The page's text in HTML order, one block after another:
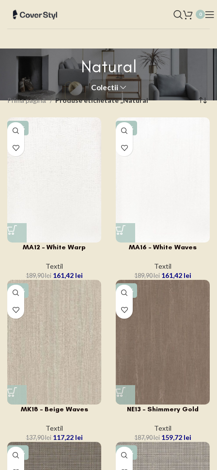
0
Natural
Colectii
Prima pagină Produse etichetate „Natural”
-15%
MA12 – White Warp
Textil
189,90lei 161,42 lei
-15%
MA16 – White Waves
Textil
189,90lei 161,42 lei
-15%
MK18 – Beige Waves
Textil
137,90lei 117,22 lei
-15%
NE13 – Shimmery Gold
Textil
187,90lei 159,72 lei
-15% -15%